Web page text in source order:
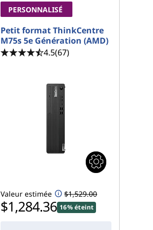
PERSONNALISÉ
Petit format ThinkCentre
M75s 5e Génération (AMD)
4.5(67)
Valeur estimée $1,529.00
$1,284.36 16% éteint